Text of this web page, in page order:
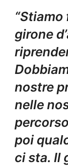
girone
nostre
nelle
poi
ci sta. Il